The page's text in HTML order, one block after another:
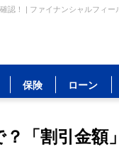
認！ | ファイナンシャルフィー
保険 ローン
「割引金額